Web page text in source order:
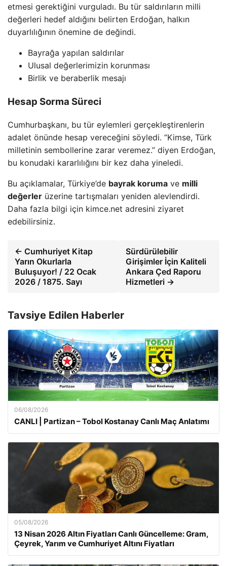
etmesi gerektiğini vurguladı. Bu tür saldırıların milli
değerleri hedef aldığını belirten Erdoğan, halkın
duyarlılığının önemine de değindi.
Bayrağa yapılan saldırılar
Ulusal değerlerimizin korunması
Birlik ve beraberlik mesajı
Hesap Sorma Süreci
Cumhurbaşkanı, bu tür eylemleri gerçekleştirenlerin
adalet önünde hesap vereceğini söyledi. “Kimse, Türk
milletinin sembollerine zarar veremez.” diyen Erdoğan,
bu konudaki kararlılığını bir kez daha yineledi.
Bu açıklamalar, Türkiye’de bayrak koruma ve milli
değerler üzerine tartışmaları yeniden alevlendirdi.
Daha fazla bilgi için kimce.net adresini ziyaret
edebilirsiniz.
← Cumhuriyet Kitap
Yarın Okurlarla
Buluşuyor! / 22 Ocak
2026 / 1875. Sayı
Sürdürülebilir
Girişimler İçin Kaliteli
Ankara Çed Raporu
Hizmetleri →
Tavsiye Edilen Haberler
06/08/2026
CANLI | Partizan – Tobol Kostanay Canlı Maç Anlatımı
05/08/2026
13 Nisan 2026 Altın Fiyatları Canlı Güncelleme: Gram,
Çeyrek, Yarım ve Cumhuriyet Altını Fiyatları